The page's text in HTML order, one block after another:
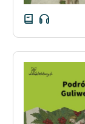
słuchania dla
uczniów z
Feministyczne
Popularyzacja
skandynawskiej
feministycznej